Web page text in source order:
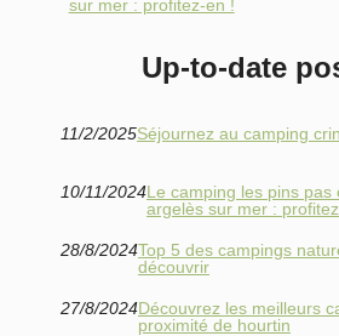
sur mer : profitez-en !
Up-to-date
11/2/2025Séjournez au camping
10/11/2024Le camping les pins pas
argelès sur mer :
28/8/2024Top 5 des campings
découvrir
27/8/2024Découvrez les meilleurs
proximité de hourtin